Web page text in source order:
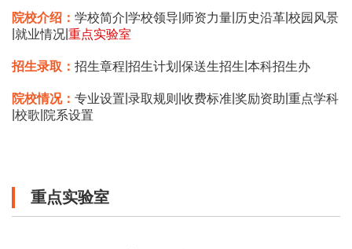
院校介绍： 学校简介 学校领导 师资力量 历史沿革 校园风景
就业情况 重点实验室
招生录取： 招生章程 招生计划 保送生招生 本科招生办
院校情况： 专业设置 录取规则 收费标准 奖励资助 重点学科
校歌 院系设置
重点实验室